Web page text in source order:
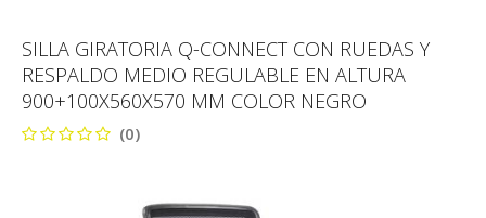
SILLA GIRATORIA Q-CONNECT CON RUEDAS Y
RESPALDO MEDIO REGULABLE EN ALTURA
900+100X560X570 MM COLOR NEGRO
(0)